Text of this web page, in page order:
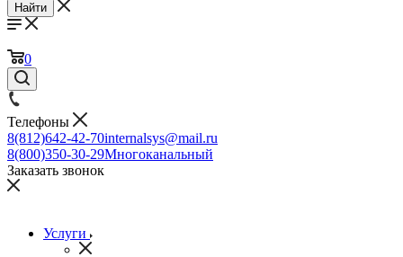
Найти
0
Телефоны
8(812)642-42-70internalsys@mail.ru
8(800)350-30-29Многоканальный
Заказать звонок
Услуги